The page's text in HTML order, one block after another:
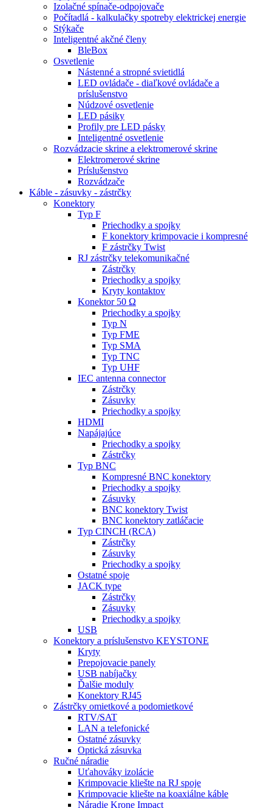
Izolačné spínače-odpojovače
Počítadlá - kalkulačky spotreby elektrickej energie
Stýkače
Inteligentné akčné členy
BleBox
Osvetlenie
Nástenné a stropné svietidlá
LED ovládače - diaľkové ovládače a
príslušenstvo
Núdzové osvetlenie
LED pásiky
Profily pre LED pásky
Inteligentné osvetlenie
Rozvádzacie skrine a elektromerové skrine
Elektromerové skrine
Príslušenstvo
Rozvádzače
Káble - zásuvky - zástrčky
Konektory
Typ F
Priechodky a spojky
F konektory krimpovacie i kompresné
F zástrčky Twist
RJ zástrčky telekomunikačné
Zástrčky
Priechodky a spojky
Kryty kontaktov
Konektor 50 Ω
Priechodky a spojky
Typ N
Typ FME
Typ SMA
Typ TNC
Typ UHF
IEC antenna connector
Zástrčky
Zásuvky
Priechodky a spojky
HDMI
Napájajúce
Priechodky a spojky
Zástrčky
Typ BNC
Kompresné BNC konektory
Priechodky a spojky
Zásuvky
BNC konektory Twist
BNC konektory zatláčacie
Typ CINCH (RCA)
Zástrčky
Zásuvky
Priechodky a spojky
Ostatné spoje
JACK type
Zástrčky
Zásuvky
Priechodky a spojky
USB
Konektory a príslušenstvo KEYSTONE
Kryty
Prepojovacie panely
USB nabíjačky
Ďalšie moduly
Konektory RJ45
Zástrčky omietkové a podomietkové
RTV/SAT
LAN a telefonické
Ostatné zásuvky
Optická zásuvka
Ručné náradie
Uťahováky izolácie
Krimpovacie kliešte na RJ spoje
Krimpovacie kliešte na koaxiálne káble
Náradie Krone Impact